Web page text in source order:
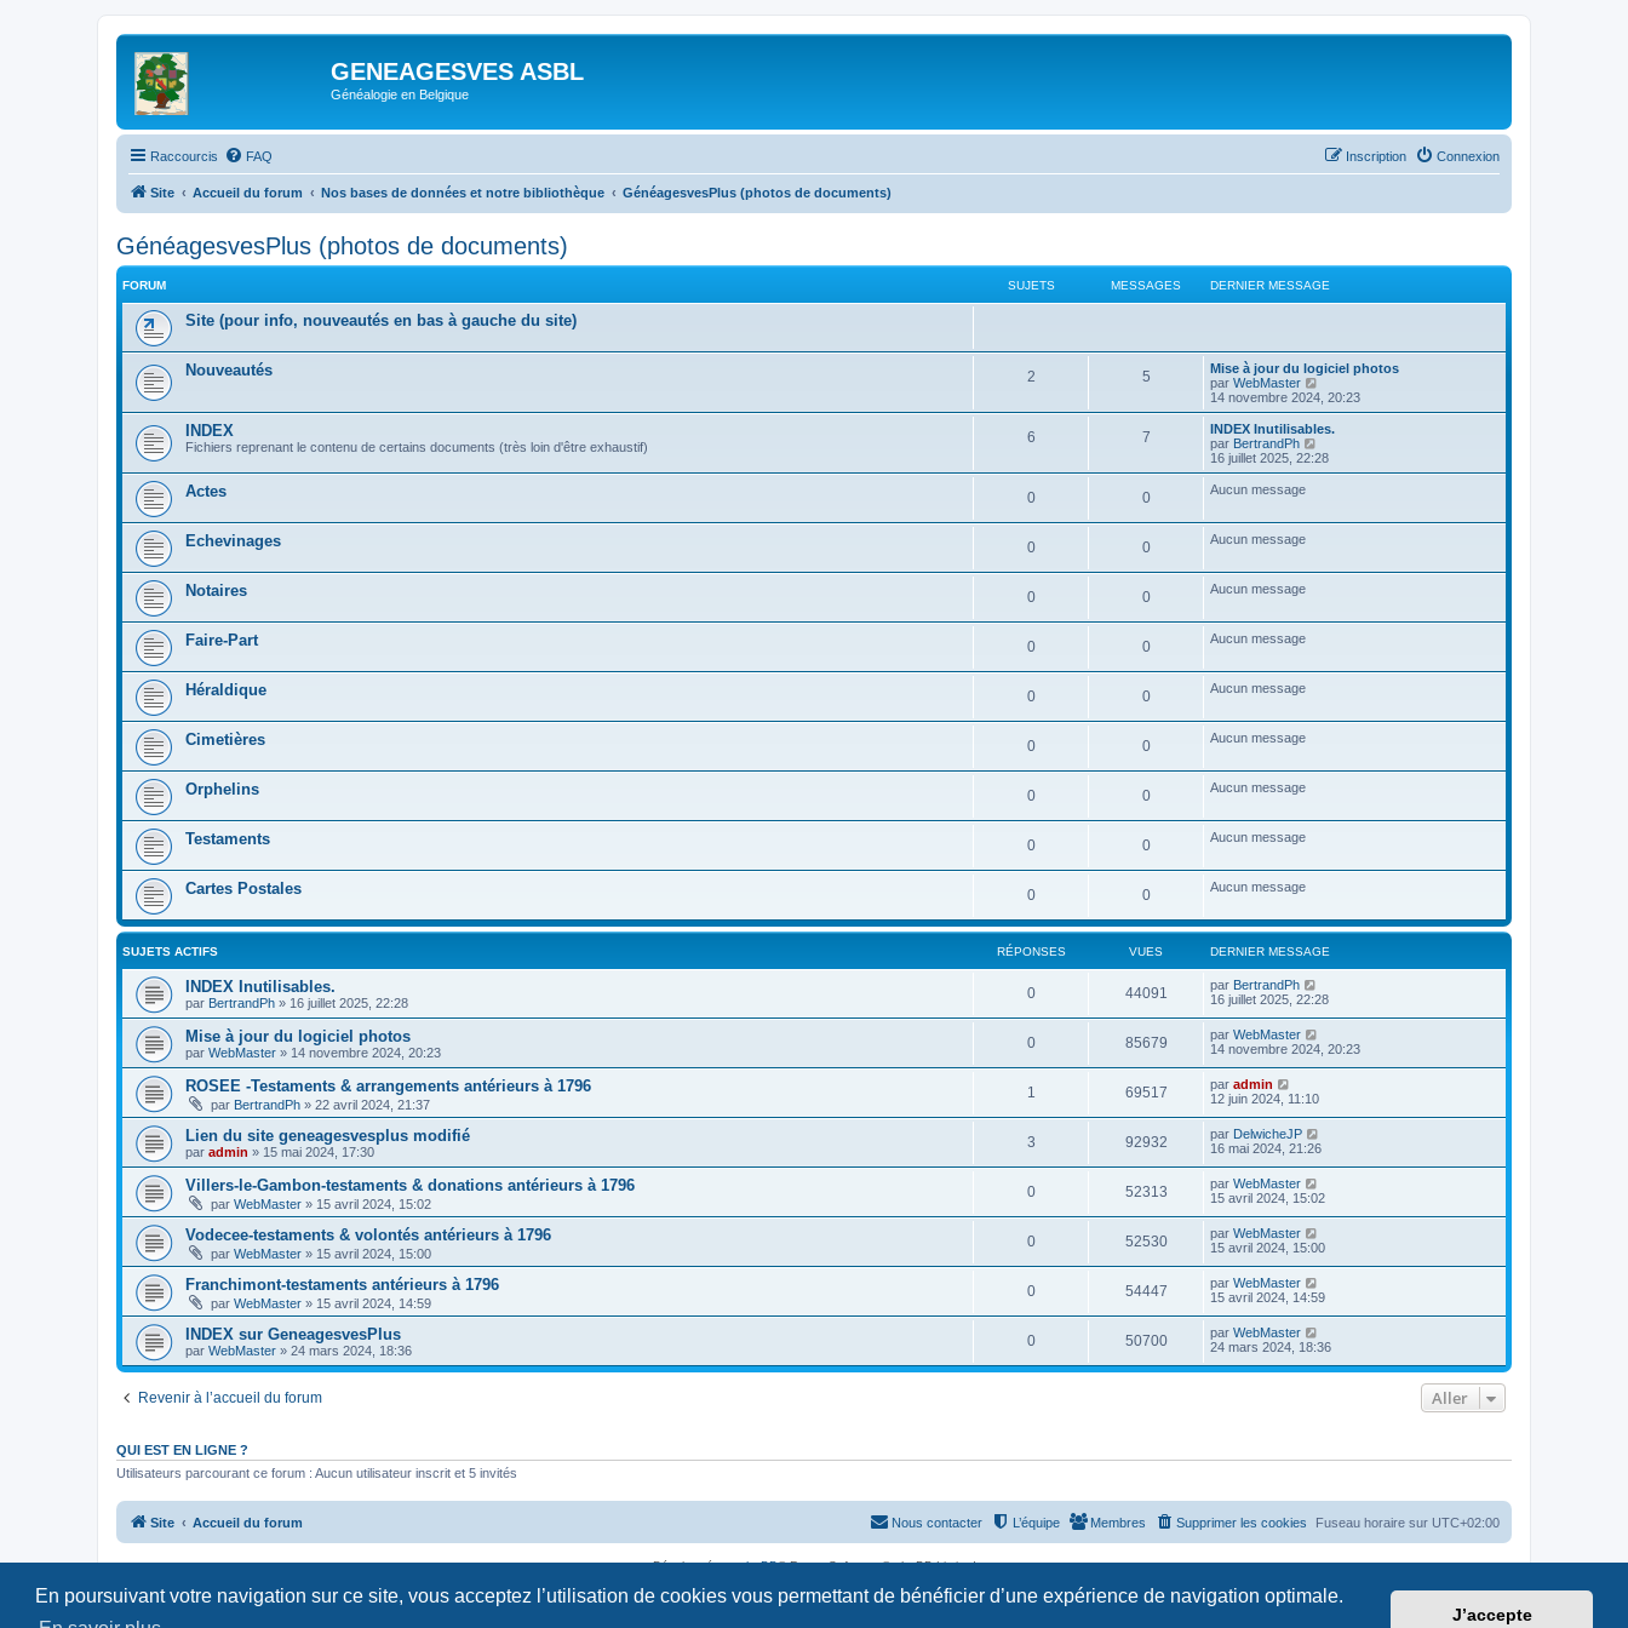
En poursuivant votre navigation sur ce site, vous acceptez l’utilisation de cookies vous permettant de bénéficier d’une expérience de navigation optimale.
J’accepte
GENEAGESVES ASBL
Généalogie en Belgique
Raccourcis FAQ Connexion
Inscription
Site Accueil du forum Nos bases de données et notre bibliothèque GénéagesvesPlus (photos de documents)
GénéagesvesPlus (photos de documents)
FORUM SUJETS MESSAGES DERNIER MESSAGE
Site (pour info, nouveautés en bas à gauche du site)
Nouveautés 2 5
Mise à jour du logiciel photos
par WebMaster
o
n
s
l
e
r
r
s
14 novembre 2024, 20:23
INDEX
Fichiers reprenant le contenu de certains documents (très loin d'être exhaustif)
6 7
INDEX Inutilisables.
par BertrandPh
o
n
t
l
e
e
g
16 juillet 2025, 22:28
Actes 0 0 Aucun message
Echevinages 0 0 Aucun message
Notaires 0 0 Aucun message
Faire-Part 0 0 Aucun message
Héraldique 0 0 Aucun message
Cimetières 0 0 Aucun message
Orphelins 0 0 Aucun message
Testaments 0 0 Aucun message
Cartes Postales 0 0 Aucun message
SUJETS ACTIFS RÉPONSES VUES DERNIER MESSAGE
INDEX Inutilisables.
par BertrandPh » 16 juillet 2025, 22:28
0 44091 par BertrandPh
16 juillet 2025, 22:28
Mise à jour du logiciel photos
par WebMaster » 14 novembre 2024, 20:23
0 85679 par WebMaster
14 novembre 2024, 20:23
ROSEE -Testaments & arrangements antérieurs à 1796
par BertrandPh » 22 avril 2024, 21:37
1 69517 par admin
12 juin 2024, 11:10
Lien du site geneagesvesplus modifié
par admin » 15 mai 2024, 17:30
3 92932 par DelwicheJP
16 mai 2024, 21:26
Villers-le-Gambon-testaments & donations antérieurs à 1796
par WebMaster » 15 avril 2024, 15:02
0 52313 par WebMaster
15 avril 2024, 15:02
Vodecee-testaments & volontés antérieurs à 1796
par WebMaster » 15 avril 2024, 15:00
0 52530 par WebMaster
15 avril 2024, 15:00
Franchimont-testaments antérieurs à 1796
par WebMaster » 15 avril 2024, 14:59
0 54447 par WebMaster
15 avril 2024, 14:59
INDEX sur GeneagesvesPlus
par WebMaster » 24 mars 2024, 18:36
0 50700 par WebMaster
24 mars 2024, 18:36
Revenir à l’accueil du forum Aller
QUI EST EN LIGNE ?
Utilisateurs parcourant ce forum : Aucun utilisateur inscrit et 5 invités
Site Accueil du forum Fuseau horaire sur UTC+02:00
Supprimer les cookies
Membres
L’équipe
Nous contacter
Développé parphpBB® Forum Software © phpBB Limited
Traduction française officielle © Qiaeru
Confidentialité